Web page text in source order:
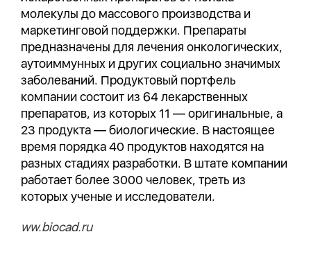
молекулы до массового производства и
маркетинговой поддержки. Препараты
предназначены для лечения онкологических,
аутоиммунных и других социально значимых
заболеваний. Продуктовый портфель
компании состоит из 64 лекарственных
препаратов, из которых 11 — оригинальные, а
23 продукта — биологические. В настоящее
время порядка 40 продуктов находятся на
разных стадиях разработки. В штате компании
работает более 3000 человек, треть из
которых ученые и исследователи.
ww.biocad.ru